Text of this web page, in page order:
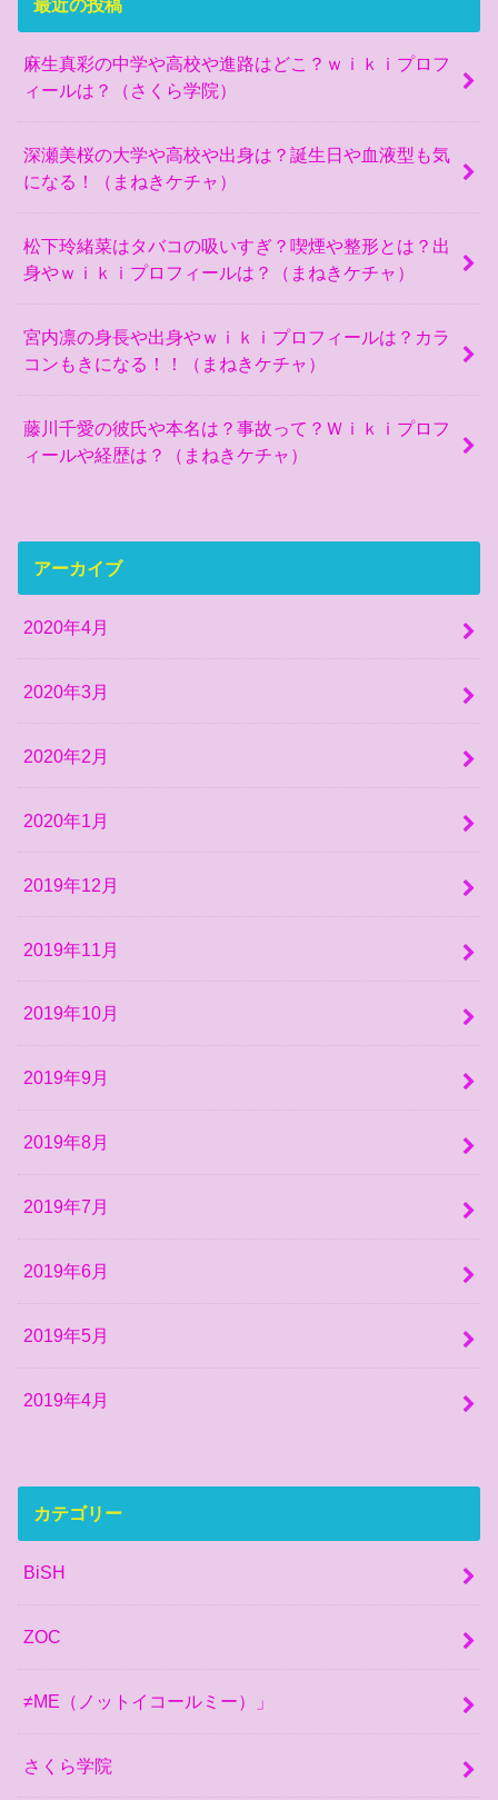
最近の投稿
麻生真彩の中学や高校や進路はどこ？ｗｉｋｉプロフ
ィールは？（さくら学院）
深瀬美桜の大学や高校や出身は？誕生日や血液型も気
になる！（まねきケチャ）
松下玲緒菜はタバコの吸いすぎ？喫煙や整形とは？出
身やｗｉｋｉプロフィールは？（まねきケチャ）
宮内凛の身長や出身やｗｉｋｉプロフィールは？カラ
コンもきになる！！（まねきケチャ）
藤川千愛の彼氏や本名は？事故って？Ｗｉｋｉプロフ
ィールや経歴は？（まねきケチャ）
アーカイブ
2020年4月
2020年3月
2020年2月
2020年1月
2019年12月
2019年11月
2019年10月
2019年9月
2019年8月
2019年7月
2019年6月
2019年5月
2019年4月
カテゴリー
BiSH
ZOC
≠ME（ノットイコールミー）」
さくら学院